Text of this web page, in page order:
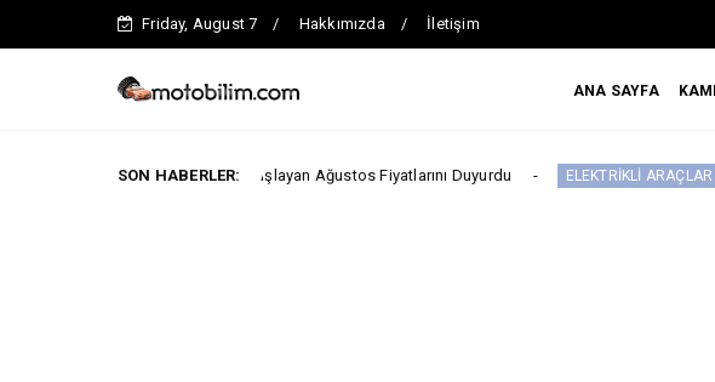
Friday, August 7 Hakkımızda İletişim
ANA SAYFA
SON HABERLER:
2.290.000 TL’den Başlayan Ağustos Fiyatlarını Duyurdu ELEKTRİKLİ ARAÇLAR Yeni